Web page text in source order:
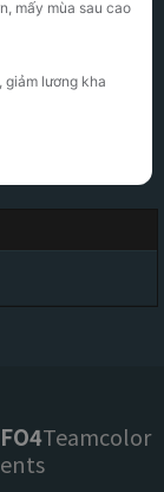
mấy mùa sau cao
giảm lương kha
FO4Teamcolor